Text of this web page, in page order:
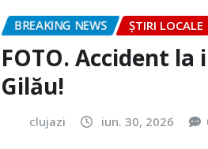
Gilău!
clujazi iun. 30, 2026
Intervenție la un accident rutier
în comuna Gilău Pompierii
Napoca au intervenit, în urmă cu…